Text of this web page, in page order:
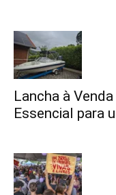
Lancha à
Essencial para